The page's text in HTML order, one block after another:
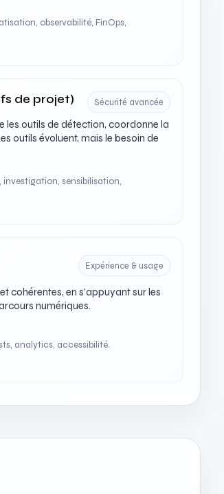
observabilité, FinOps,
de projet) Sécurité avancée
les outils de détection, coordonne la
outils évoluent, mais le besoin de
investigation, sensibilisation,
Expérience & usage
cohérentes, en s’appuyant sur les
numériques.
analytics, accessibilité.